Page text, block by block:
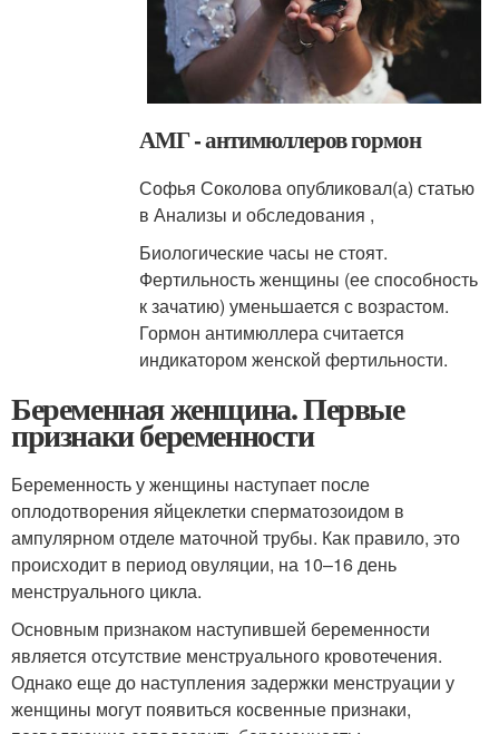
АМГ - антимюллеров гормон
Софья Соколова опубликовал(а) статью
в Анализы и обследования ,
Биологические часы не стоят.
Фертильность женщины (ее способность
к зачатию) уменьшается с возрастом.
Гормон антимюллера считается
индикатором женской фертильности.
Беременная женщина. Первые
признаки беременности
Беременность у женщины наступает после
оплодотворения яйцеклетки сперматозоидом в
ампулярном отделе маточной трубы. Как правило, это
происходит в период овуляции, на 10–16 день
менструального цикла.
Основным признаком наступившей беременности
является отсутствие менструального кровотечения.
Однако еще до наступления задержки менструации у
женщины могут появиться косвенные признаки,